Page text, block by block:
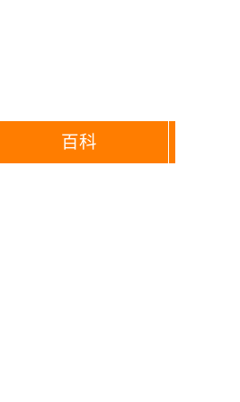
百科